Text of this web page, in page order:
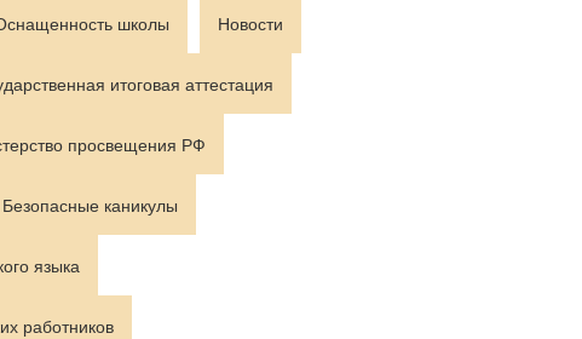
школы Новости
итоговая аттестация
просвещения РФ
Безопасные каникулы
языка
работников